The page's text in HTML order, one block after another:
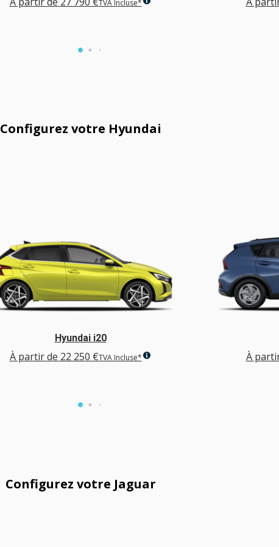
TVA Incluse*
Configurez votre Hyundai
Hyundai i20
À partir de 22 250 €TVA Incluse* À
Configurez votre Jaguar